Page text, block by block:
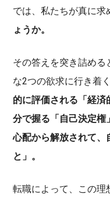
では、私たちが真に求
ょうか。
その答えを突き詰め
な2つの欲求に行き着
的に評価される「経済
分で握る「自己決定
心配から解放されて、
と」。
転職によって、この理